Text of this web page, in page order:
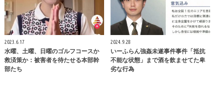
2023.6.17
水曜、土曜、日曜のゴルフコースか
救済策か：被害者を待たせる本部幹
部たち
2024.9.28
いーふらん強姦未遂事件事件「抵抗
不能な状態」まで酒を飲ませてた卑
劣な行為